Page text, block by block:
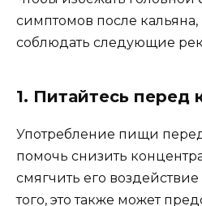
симптомов после
соблюдать следующие
1. Питайтесь перед
Употребление пищи
помочь снизить
смягчить его
того, это также может